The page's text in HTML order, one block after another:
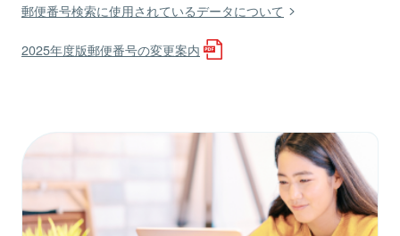
郵便番号検索に使用されているデータについて
2025年度版郵便番号の変更案内